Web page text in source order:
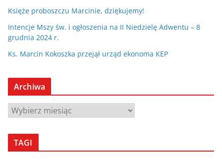
Księże proboszczu Marcinie, dziękujemy!
Intencje Mszy św. i ogłoszenia na II Niedzielę Adwentu – 8
grudnia 2024 r.
Ks. Marcin Kokoszka przejął urząd ekonoma KEP
Archiwa
A
c
TAGI